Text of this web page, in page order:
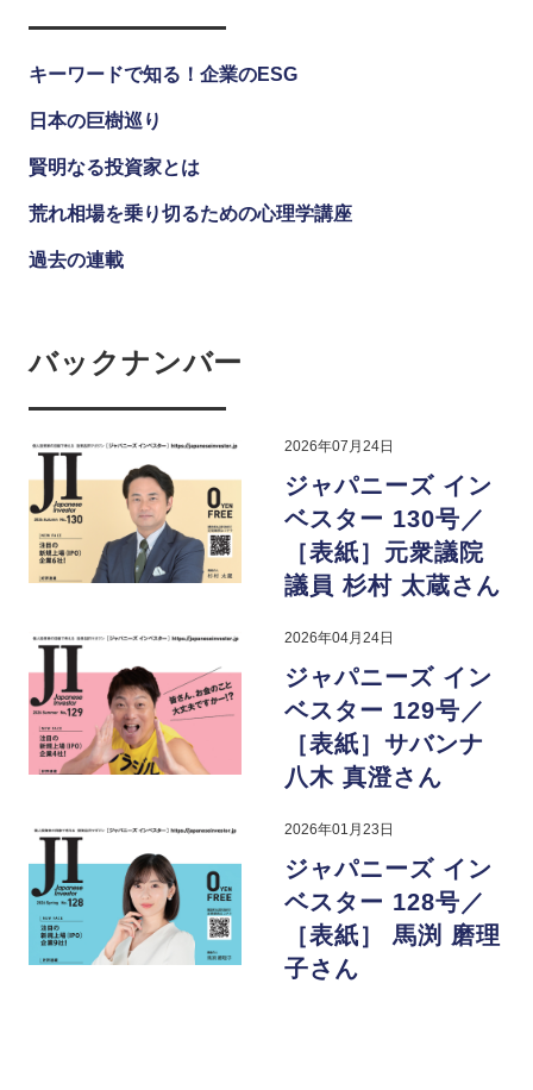
キーワードで知る！企業のESG
日本の巨樹巡り
賢明なる投資家とは
荒れ相場を乗り切るための心理学講座
過去の連載
バックナンバー
2026年07月24日
ジャパニーズ イン
ベスター 130号／
［表紙］元衆議院
議員 杉村 太蔵さん
2026年04月24日
ジャパニーズ イン
ベスター 129号／
［表紙］サバンナ
八木 真澄さん
2026年01月23日
ジャパニーズ イン
ベスター 128号／
［表紙］ 馬渕 磨理
子さん